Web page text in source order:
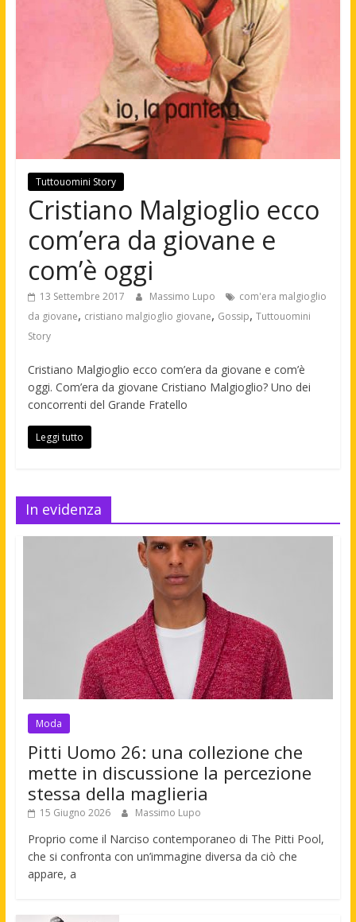
Tuttouomini Story
Cristiano Malgioglio ecco
com’era da giovane e
com’è oggi
13 Settembre 2017 Massimo Lupo
com'era malgioglio
da giovane, cristiano malgioglio giovane, Gossip, Tuttouomini
Story
Cristiano Malgioglio ecco com’era da giovane e com’è
oggi. Com’era da giovane Cristiano Malgioglio? Uno dei
concorrenti del Grande Fratello
Leggi tutto
In evidenza
Moda
Pitti Uomo 26: una collezione che
mette in discussione la percezione
stessa della maglieria
15 Giugno 2026 Massimo Lupo
Proprio come il Narciso contemporaneo di The Pitti Pool,
che si confronta con un’immagine diversa da ciò che
appare, a